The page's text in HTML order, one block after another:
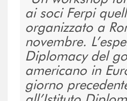
ai soci Ferpi
organizzato a
novembre.
Diplomacy del
americano in
giorno